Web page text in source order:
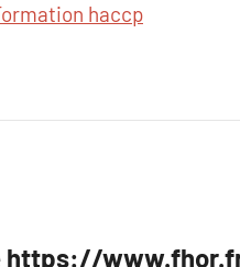
haccp
https://